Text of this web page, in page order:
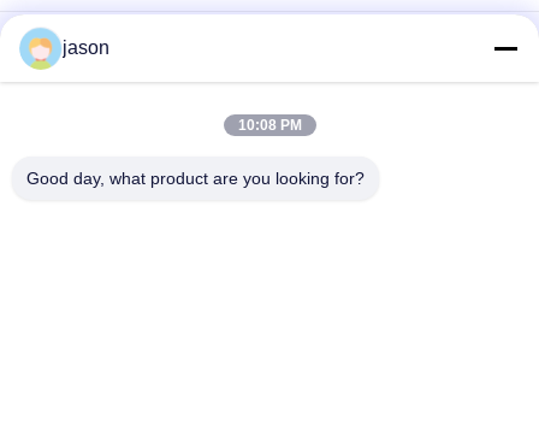
Hydac 309517 0240R050W/HC/-KB Hydac Return Line
Elements
jason
10:08 PM
Good day, what product are you looking for?